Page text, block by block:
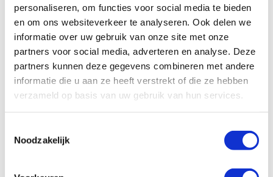
personaliseren, om functies voor social media te bieden
en om ons websiteverkeer te analyseren. Ook delen we
informatie over uw gebruik van onze site met onze
partners voor social media, adverteren en analyse. Deze
partners kunnen deze gegevens combineren met andere
informatie die u aan ze heeft verstrekt of die ze hebben
verzameld op basis van uw gebruik van hun services.
Noodzakelijk